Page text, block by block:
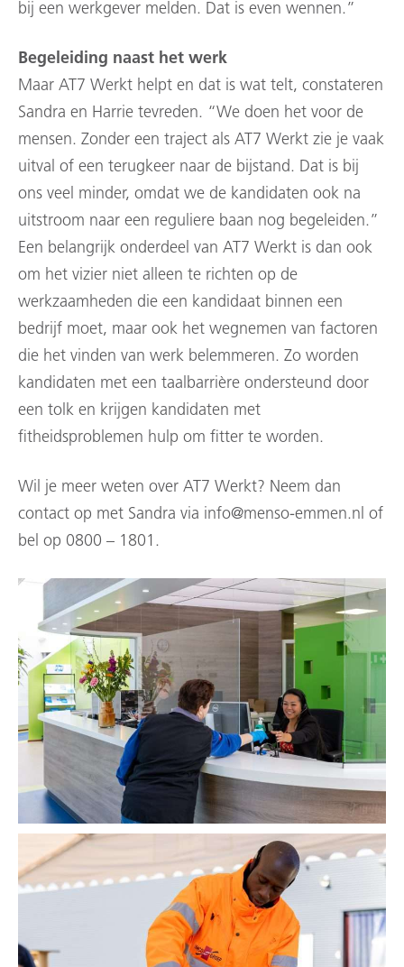
bij een werkgever melden. Dat is even wennen.”
Begeleiding naast het werk
Maar AT7 Werkt helpt en dat is wat telt, constateren
Sandra en Harrie tevreden. “We doen het voor de
mensen. Zonder een traject als AT7 Werkt zie je vaak
uitval of een terugkeer naar de bijstand. Dat is bij
ons veel minder, omdat we de kandidaten ook na
uitstroom naar een reguliere baan nog begeleiden.”
Een belangrijk onderdeel van AT7 Werkt is dan ook
om het vizier niet alleen te richten op de
werkzaamheden die een kandidaat binnen een
bedrijf moet, maar ook het wegnemen van factoren
die het vinden van werk belemmeren. Zo worden
kandidaten met een taalbarrière ondersteund door
een tolk en krijgen kandidaten met
fitheidsproblemen hulp om fitter te worden.
Wil je meer weten over AT7 Werkt? Neem dan
contact op met Sandra via info@menso-emmen.nl of
bel op 0800 – 1801.